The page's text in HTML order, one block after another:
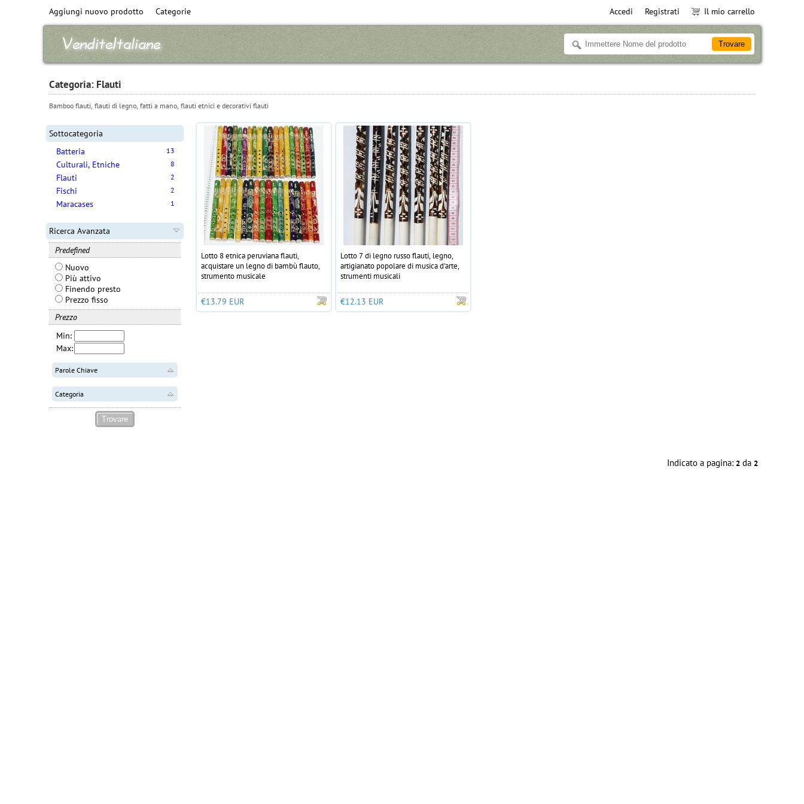
Aggiungi nuovo prodotto Categorie Accedi Registrati Il mio carrello
Categoria: Flauti
Bamboo flauti, flauti di legno, fatti a mano, flauti etnici e decorativi flauti
Sottocategoria
Batteria
13
Culturali, Etniche 8
Flauti 2
Fischi 2
Maracases 1
Ricerca Avanzata
Predefined
Nuovo
Più attivo
Finendo presto
Prezzo fisso
Prezzo
Min:
Max:
Parole Chiave
Categoria
Lotto 8 etnica peruviana flauti,
acquistare un legno di bambù flauto,
strumento musicale
€13.79 EUR
Lotto 7 di legno russo flauti, legno,
artigianato popolare di musica d'arte,
strumenti musicali
€12.13 EUR
Indicato a pagina: 2 da 2